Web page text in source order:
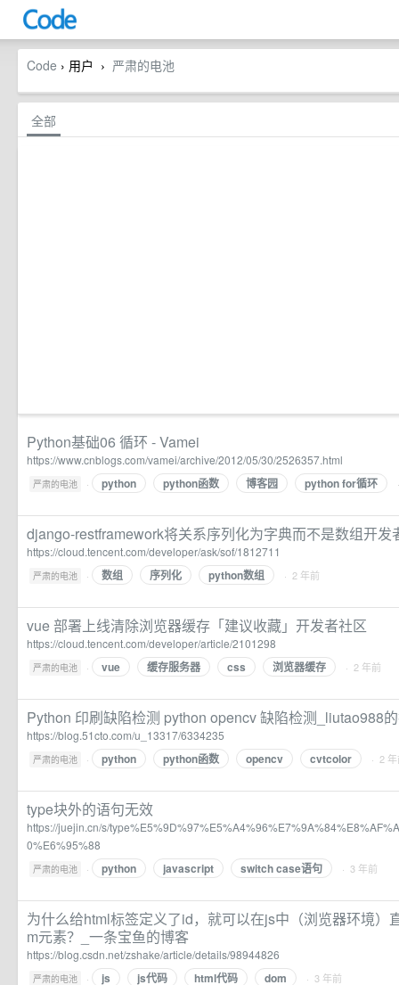
Code › 用户 › 严肃的电池
全部
Python基础06 循环 - Vamei
https://www.cnblogs.com/vamei/archive/2012/05/30/2526357.html
严肃的电池 · python python函数 博客园 python for循环
django-restframework将关系序列化为字典而不是数组开发
https://cloud.tencent.com/developer/ask/sof/1812711
严肃的电池 · 数组 序列化 python数组 · 2 年前
vue 部署上线清除浏览器缓存「建议收藏」开发者社区
https://cloud.tencent.com/developer/article/2101298
严肃的电池 · vue 缓存服务器 css 浏览器缓存 · 2 年前
Python 印刷缺陷检测 python opencv 缺陷检测_liutao988
https://blog.51cto.com/u_13317/6334235
严肃的电池 · python python函数 opencv cvtcolor · 2
type块外的语句无效
https://juejin.cn/s/
0%E6%95%88
严肃的电池 · python javascript switch case语句 · 3 年前
为什么给html标签定义了id，就可以在js中（浏览器环境）
m元素？_一条宝鱼的博客
https://blog.csdn.net/zshake/article/details/98944826
严肃的电池 · js js代码 html代码 dom · 3 年前